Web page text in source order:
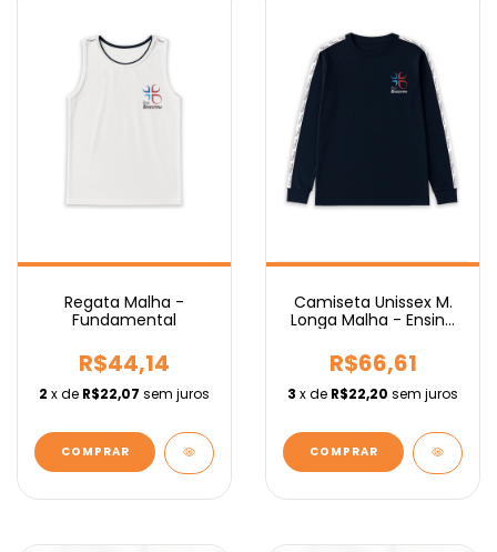
Regata Malha -
Fundamental
R$44,14
2 x de R$22,07 sem juros
COMPRAR
Camiseta Unissex M.
Longa Malha - Ensino
R$66,61
3 x de R$22,20 sem juros
COMPRAR